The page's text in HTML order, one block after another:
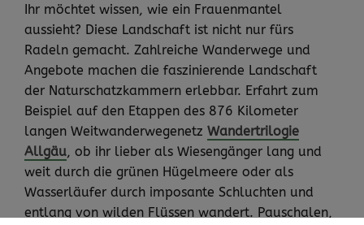
Ihr möchtet wissen, wie ein Frauenmantel
aussieht? Diese Landschaft ist nicht nur fürs
Radeln gemacht. Zahlreiche Wanderwege und
Angebote machen die faszinierende Landschaft
der Naturschatzkammern erlebbar. Erfahrt zum
Beispiel auf den Etappen des 876 Kilometer
langen Weitwanderwegenetz Wandertrilogie
Allgäu, ob ihr lieber als Wiesengänger lang und
weit durch die grünen Hügelmeere oder als
Wasserläufer durch imposante Schluchten und
entlang von wilden Flüssen wandert. Pauschalen,